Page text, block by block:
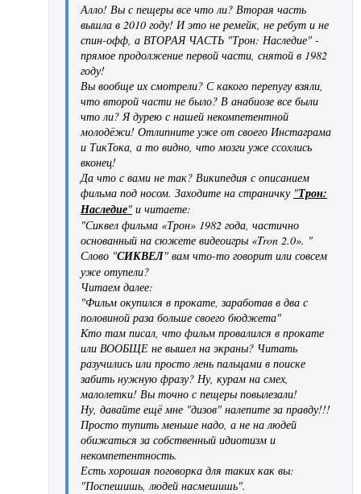
Алло! Вы с пещеры все что ли? Вторая часть
вышла в 2010 году! И это не ремейк, не ребут и не
спин-офф, а ВТОРАЯ ЧАСТЬ "Трон: Наследие" -
прямое продолжение первой части, снятой в 1982
году!
Вы вообще их смотрели? С какого перепугу взяли,
что второй части не было? В анабиозе все были
что ли? Я дурею с нашей некомпетентной
молодёжи! Отлипните уже от своего Инстаграма
и ТикТока, а то видно, что мозги уже ссохлись
вконец!
Да что с вами не так? Википедия с описанием
фильма под носом. Заходите на страничку "Трон:
Наследие" и читаете:
"Сиквел фильма «Трон» 1982 года, частично
основанный на сюжете видеоигры «Tron 2.0». "
Слово "СИКВЕЛ" вам что-то говорит или совсем
уже отупели?
Читаем далее:
"Фильм окупился в прокате, заработав в два с
половиной раза больше своего бюджета"
Кто там писал, что фильм провалился в прокате
или ВООБЩЕ не вышел на экраны? Читать
разучились или просто лень пальцами в поиске
забить нужную фразу? Ну, курам на смех,
малолетки! Вы точно с пещеры повылезали!
Ну, давайте ещё мне "дизов" налепите за правду!!!
Просто тупить меньше надо, а не на людей
обижаться за собственный идиотизм и
некомпетентность.
Есть хорошая поговорка для таких как вы:
"Поспешишь, людей насмешишь".